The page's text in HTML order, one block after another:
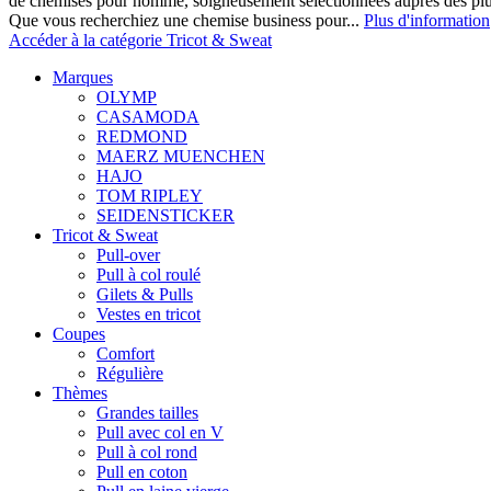
Que vous recherchiez une chemise business pour... Plus d'information
Accéder à la catégorie Tricot & Sweat
Marques
OLYMP
CASAMODA
REDMOND
MAERZ MUENCHEN
HAJO
TOM RIPLEY
SEIDENSTICKER
Tricot & Sweat
Pull-over
Pull à col roulé
Gilets & Pulls
Vestes en tricot
Coupes
Comfort
Régulière
Thèmes
Grandes tailles
Pull avec col en V
Pull à col rond
Pull en coton